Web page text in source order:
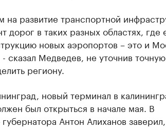
на развитие транспортной
дорог в таких разных областях, где
новых аэропортов – это и
сказал Медведев, не уточнив
региону.
новый терминал в
был открыться в начале мая. В
Антон Алиханов